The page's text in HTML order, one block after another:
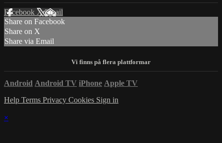
Facebook XEmail
Share on Facebook
Share on X
Share via Email
Android Android TV iPhone Apple TV
Help Terms Privacy Cookies Sign in
×